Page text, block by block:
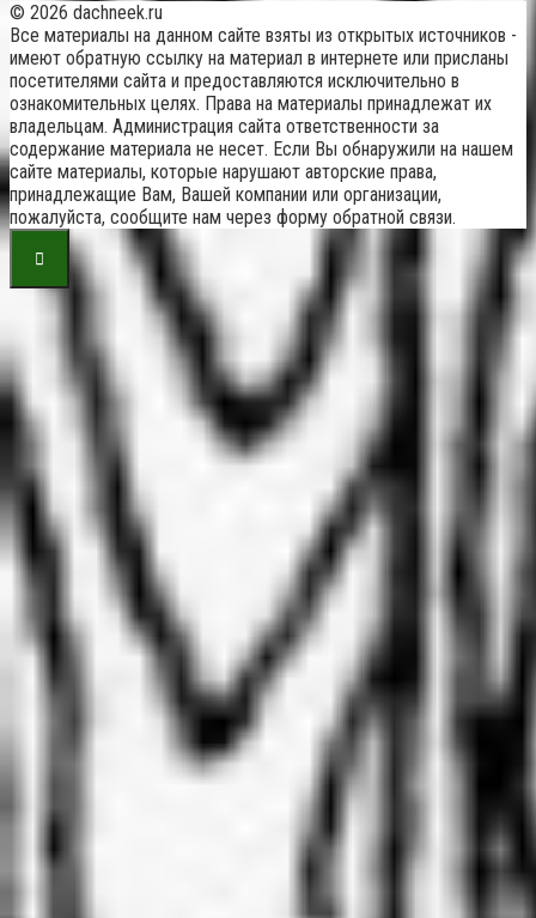
© 2026 dachneek.ru
Все материалы на данном сайте взяты из открытых источников -
имеют обратную ссылку на материал в интернете или присланы
посетителями сайта и предоставляются исключительно в
ознакомительных целях. Права на материалы принадлежат их
владельцам. Администрация сайта ответственности за
содержание материала не несет. Если Вы обнаружили на нашем
сайте материалы, которые нарушают авторские права,
принадлежащие Вам, Вашей компании или организации,
пожалуйста, сообщите нам через форму обратной связи.